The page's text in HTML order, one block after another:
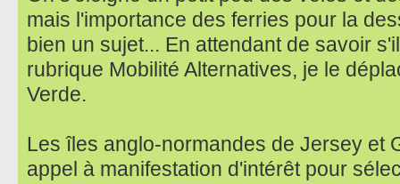
mais l'importance des ferries pour la
bien un sujet... En attendant de savoir
rubrique Mobilité Alternatives, je le
Verde.
Les îles anglo-normandes de Jersey et
appel à manifestation d'intérêt pour